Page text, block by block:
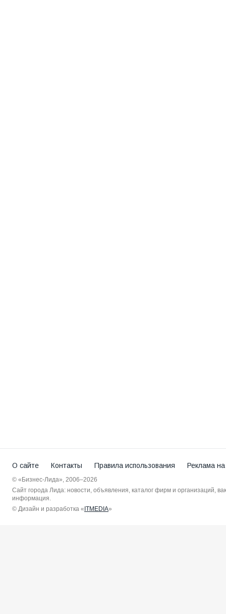
О сайте Контакты Правила использования Реклама
© «Бизнес-Лида», 2006–2026
Сайт города Лида: новости, объявления, каталог фирм и организаций,
информация.
© Дизайн и разработка « ITMEDIA»